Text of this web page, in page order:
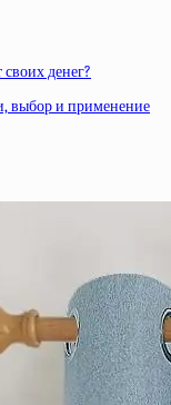
денег?
выбор и применение